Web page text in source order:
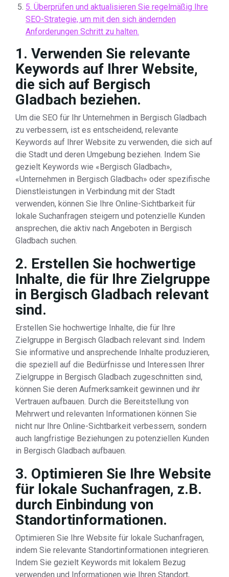
5. Überprüfen und aktualisieren Sie regelmäßig Ihre
SEO-Strategie, um mit den sich ändernden
Anforderungen Schritt zu halten.
1. Verwenden Sie relevante
Keywords auf Ihrer Website,
die sich auf Bergisch
Gladbach beziehen.
Um die SEO für Ihr Unternehmen in Bergisch Gladbach
zu verbessern, ist es entscheidend, relevante
Keywords auf Ihrer Website zu verwenden, die sich auf
die Stadt und deren Umgebung beziehen. Indem Sie
gezielt Keywords wie «Bergisch Gladbach»,
«Unternehmen in Bergisch Gladbach» oder spezifische
Dienstleistungen in Verbindung mit der Stadt
verwenden, können Sie Ihre Online-Sichtbarkeit für
lokale Suchanfragen steigern und potenzielle Kunden
ansprechen, die aktiv nach Angeboten in Bergisch
Gladbach suchen.
2. Erstellen Sie hochwertige
Inhalte, die für Ihre Zielgruppe
in Bergisch Gladbach relevant
sind.
Erstellen Sie hochwertige Inhalte, die für Ihre
Zielgruppe in Bergisch Gladbach relevant sind. Indem
Sie informative und ansprechende Inhalte produzieren,
die speziell auf die Bedürfnisse und Interessen Ihrer
Zielgruppe in Bergisch Gladbach zugeschnitten sind,
können Sie deren Aufmerksamkeit gewinnen und ihr
Vertrauen aufbauen. Durch die Bereitstellung von
Mehrwert und relevanten Informationen können Sie
nicht nur Ihre Online-Sichtbarkeit verbessern, sondern
auch langfristige Beziehungen zu potenziellen Kunden
in Bergisch Gladbach aufbauen.
3. Optimieren Sie Ihre Website
für lokale Suchanfragen, z.B.
durch Einbindung von
Standortinformationen.
Optimieren Sie Ihre Website für lokale Suchanfragen,
indem Sie relevante Standortinformationen integrieren.
Indem Sie gezielt Keywords mit lokalem Bezug
verwenden und Informationen wie Ihren Standort,